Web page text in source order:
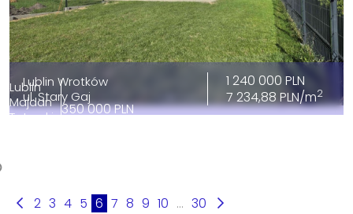
Lublin Wrotków
ul. Stary Gaj
1 240 000 PLN
7 234,88 PLN/m2
Lublin
Majdan
Tatarski 350 000 PLN
2 3 4 5 6 7 8 9 10 ... 30